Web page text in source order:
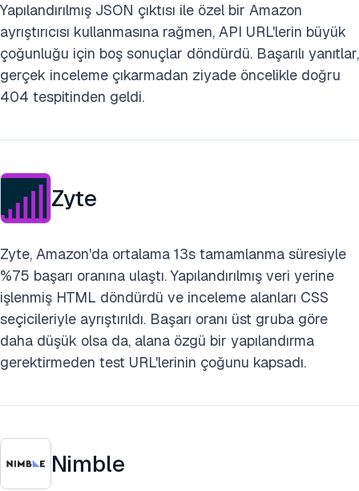
Yapılandırılmış JSON çıktısı ile özel bir Amazon
ayrıştırıcısı kullanmasına rağmen, API URL'lerin büyük
çoğunluğu için boş sonuçlar döndürdü. Başarılı yanıtlar,
gerçek inceleme çıkarmadan ziyade öncelikle doğru
404 tespitinden geldi.
Zyte
Zyte, Amazon'da ortalama 13s tamamlanma süresiyle
%75 başarı oranına ulaştı. Yapılandırılmış veri yerine
işlenmiş HTML döndürdü ve inceleme alanları CSS
seçicileriyle ayrıştırıldı. Başarı oranı üst gruba göre
daha düşük olsa da, alana özgü bir yapılandırma
gerektirmeden test URL'lerinin çoğunu kapsadı.
Nimble